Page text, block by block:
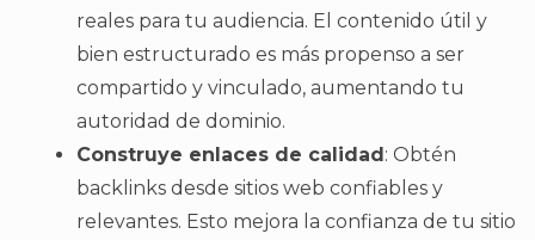
reales para tu audiencia. El contenido útil y
bien estructurado es más propenso a ser
compartido y vinculado, aumentando tu
autoridad de dominio.
Construye enlaces de calidad: Obtén
backlinks desde sitios web confiables y
relevantes. Esto mejora la confianza de tu sitio